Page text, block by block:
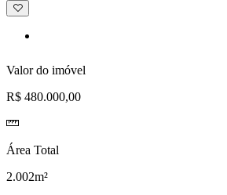
Adicionar
à
Valor do imóvel
R$ 480.000,00
Área Total
2.002m²